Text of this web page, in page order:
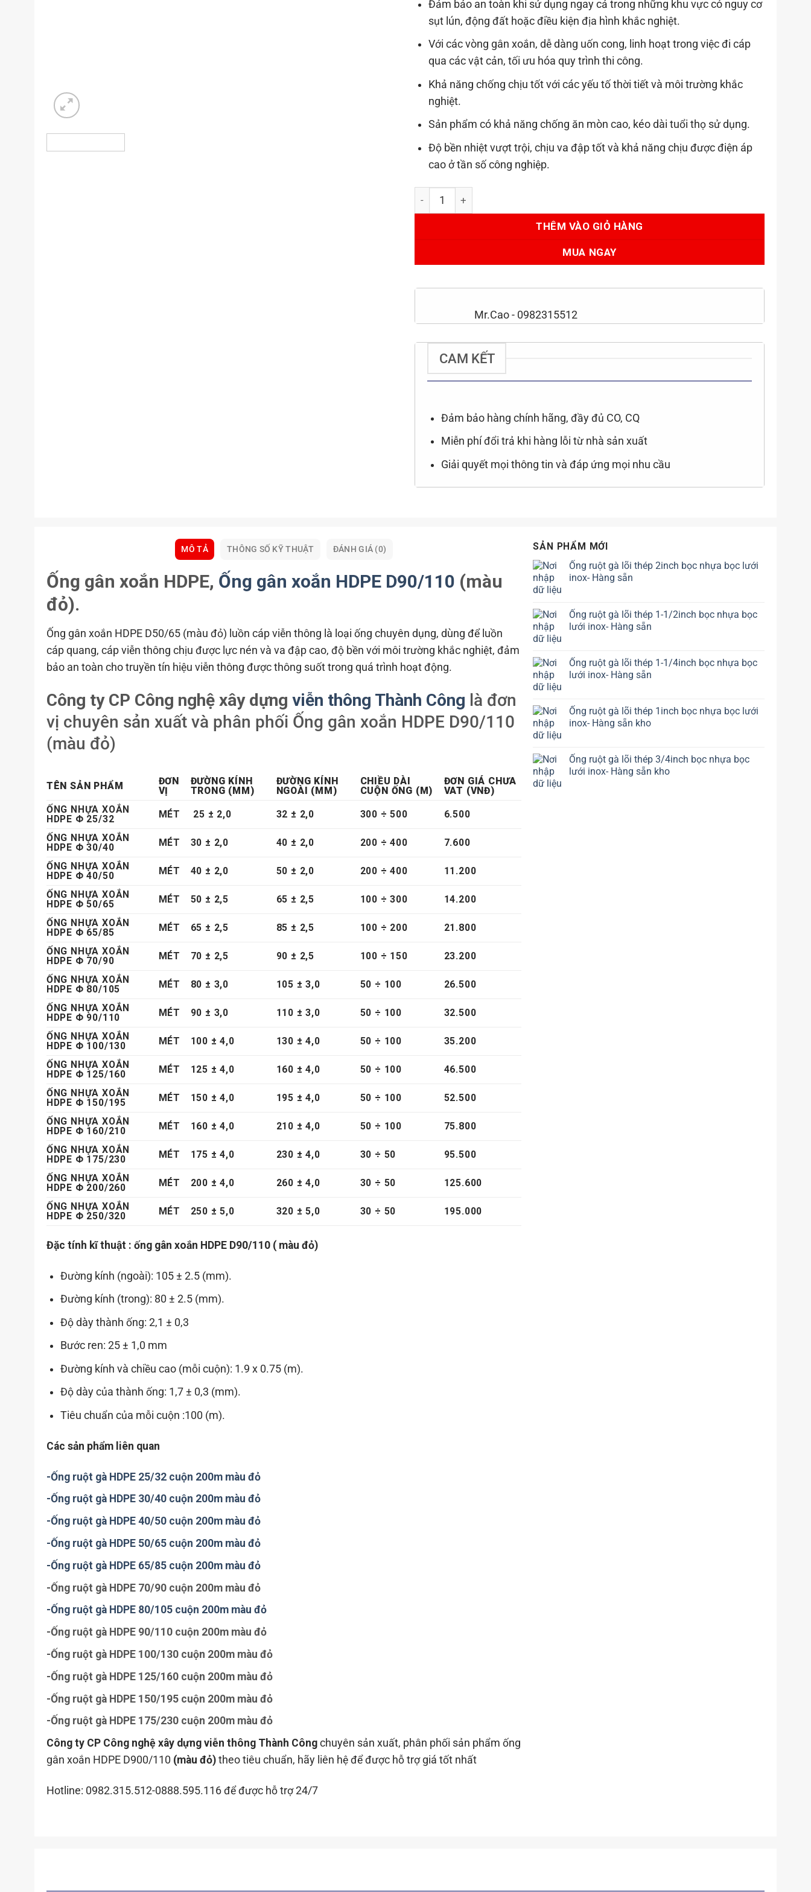
Đảm bảo an toàn khi sử dụng ngay cả trong những khu vực có nguy cơ
sụt lún, động đất hoặc điều kiện địa hình khắc nghiệt.
Với các vòng gân xoắn, dễ dàng uốn cong, linh hoạt trong việc đi cáp
qua các vật cản, tối ưu hóa quy trình thi công.
Khả năng chống chịu tốt với các yếu tố thời tiết và môi trường khắc
nghiệt.
Sản phẩm có khả năng chống ăn mòn cao, kéo dài tuổi thọ sử dụng.
Độ bền nhiệt vượt trội, chịu va đập tốt và khả năng chịu được điện áp
cao ở tần số công nghiệp.
Ống gân xoắn HDPE D90/110 ( màu đỏ) số lượng
THÊM VÀO GIỎ HÀNG
MUA NGAY
Mr.Cao - 0982315512
CAM KẾT
Đảm bảo hàng chính hãng, đầy đủ CO, CQ
Miễn phí đổi trả khi hàng lỗi từ nhà sản xuất
Giải quyết mọi thông tin và đáp ứng mọi nhu cầu
MÔ TẢ THÔNG SỐ KỸ THUẬT ĐÁNH GIÁ (0)
Ống gân xoắn HDPE, Ống gân xoắn HDPE D90/110 (màu
đỏ).
Ống gân xoắn HDPE D50/65 (màu đỏ) luồn cáp viễn thông là loại ống chuyên dụng, dùng để luồn
cáp quang, cáp viễn thông chịu được lực nén và va đập cao, độ bền với môi trường khắc nghiệt, đảm
bảo an toàn cho truyền tín hiệu viễn thông được thông suốt trong quá trình hoạt động.
Công ty CP Công nghệ xây dựng viễn thông Thành Công là đơn
vị chuyên sản xuất và phân phối Ống gân xoắn HDPE D90/110
(màu đỏ)
TÊN SẢN PHẨM
ĐƠN
VỊ
ĐƯỜNG KÍNH
TRONG (MM)
ĐƯỜNG KÍNH
NGOÀI (MM)
CHIỀU DÀI
CUỘN ỐNG (M)
ĐƠN GIÁ CHƯA
VAT (VNĐ)
ỐNG NHỰA XOẮN
HDPE Φ 25/32
MÉT 25 ± 2,0 32 ± 2,0 300 ÷ 500 6.500
ỐNG NHỰA XOẮN
HDPE Φ 30/40
MÉT 30 ± 2,0 40 ± 2,0 200 ÷ 400 7.600
ỐNG NHỰA XOẮN
HDPE Φ 40/50
MÉT 40 ± 2,0 50 ± 2,0 200 ÷ 400 11.200
ỐNG NHỰA XOẮN
HDPE Φ 50/65
MÉT 50 ± 2,5 65 ± 2,5 100 ÷ 300 14.200
ỐNG NHỰA XOẮN
HDPE Φ 65/85
MÉT 65 ± 2,5 85 ± 2,5 100 ÷ 200 21.800
ỐNG NHỰA XOẮN
HDPE Φ 70/90
MÉT 70 ± 2,5 90 ± 2,5 100 ÷ 150 23.200
ỐNG NHỰA XOẮN
HDPE Φ 80/105
MÉT 80 ± 3,0 105 ± 3,0 50 ÷ 100 26.500
ỐNG NHỰA XOẮN
HDPE Φ 90/110
MÉT 90 ± 3,0 110 ± 3,0 50 ÷ 100 32.500
ỐNG NHỰA XOẮN
HDPE Φ 100/130
MÉT 100 ± 4,0 130 ± 4,0 50 ÷ 100 35.200
ỐNG NHỰA XOẮN
HDPE Φ 125/160
MÉT 125 ± 4,0 160 ± 4,0 50 ÷ 100 46.500
ỐNG NHỰA XOẮN
HDPE Φ 150/195
MÉT 150 ± 4,0 195 ± 4,0 50 ÷ 100 52.500
ỐNG NHỰA XOẮN
HDPE Φ 160/210
MÉT 160 ± 4,0 210 ± 4,0 50 ÷ 100 75.800
ỐNG NHỰA XOẮN
HDPE Φ 175/230
MÉT 175 ± 4,0 230 ± 4,0 30 ÷ 50 95.500
ỐNG NHỰA XOẮN
HDPE Φ 200/260
MÉT 200 ± 4,0 260 ± 4,0 30 ÷ 50 125.600
ỐNG NHỰA XOẮN
HDPE Φ 250/320
MÉT 250 ± 5,0 320 ± 5,0 30 ÷ 50 195.000
Đặc tính kĩ thuật : ống gân xoắn HDPE D90/110 ( màu đỏ)
Đường kính (ngoài): 105 ± 2.5 (mm).
Đường kính (trong): 80 ± 2.5 (mm).
Độ dày thành ống: 2,1 ± 0,3
Bước ren: 25 ± 1,0 mm
Đường kính và chiều cao (mỗi cuộn): 1.9 x 0.75 (m).
Độ dày của thành ống: 1,7 ± 0,3 (mm).
Tiêu chuẩn của mỗi cuộn :100 (m).
Các sản phẩm liên quan
-Ống ruột gà HDPE 25/32 cuộn 200m màu đỏ
-Ống ruột gà HDPE 30/40 cuộn 200m màu đỏ
-Ống ruột gà HDPE 40/50 cuộn 200m màu đỏ
-Ống ruột gà HDPE 50/65 cuộn 200m màu đỏ
-Ống ruột gà HDPE 65/85 cuộn 200m màu đỏ
-Ống ruột gà HDPE 70/90 cuộn 200m màu đỏ
-Ống ruột gà HDPE 80/105 cuộn 200m màu đỏ
-Ống ruột gà HDPE 90/110 cuộn 200m màu đỏ
-Ống ruột gà HDPE 100/130 cuộn 200m màu đỏ
-Ống ruột gà HDPE 125/160 cuộn 200m màu đỏ
-Ống ruột gà HDPE 150/195 cuộn 200m màu đỏ
-Ống ruột gà HDPE 175/230 cuộn 200m màu đỏ
Công ty CP Công nghệ xây dựng viễn thông Thành Côngchuyên sản xuất, phân phối sản phẩm ống
gân xoắn HDPE D900/110 (màu đỏ)theo tiêu chuẩn, hãy liên hệ để được hỗ trợ giá tốt nhất
Hotline: 0982.315.512-0888.595.116 để được hỗ trợ 24/7
SẢN PHẨM MỚI
Ống ruột gà lõi thép 2inch bọc nhựa bọc lưới
inox- Hàng sẵn
Ống ruột gà lõi thép 1-1/2inch bọc nhựa bọc
lưới inox- Hàng sẵn
Ống ruột gà lõi thép 1-1/4inch bọc nhựa bọc
lưới inox- Hàng sẵn
Ống ruột gà lõi thép 1inch bọc nhựa bọc lưới
inox- Hàng sẵn kho
Ống ruột gà lõi thép 3/4inch bọc nhựa bọc
lưới inox- Hàng sẵn kho